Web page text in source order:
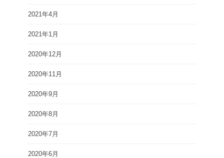
2021年4月
2021年1月
2020年12月
2020年11月
2020年9月
2020年8月
2020年7月
2020年6月